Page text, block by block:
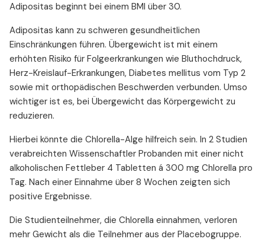
Adipositas beginnt bei einem BMI über 30.
Adipositas kann zu schweren gesundheitlichen
Einschränkungen führen. Übergewicht ist mit einem
erhöhten Risiko für Folgeerkrankungen wie Bluthochdruck,
Herz-Kreislauf-Erkrankungen, Diabetes mellitus vom Typ 2
sowie mit orthopädischen Beschwerden verbunden. Umso
wichtiger ist es, bei Übergewicht das Körpergewicht zu
reduzieren.
Hierbei könnte die Chlorella-Alge hilfreich sein. In 2 Studien
verabreichten Wissenschaftler Probanden mit einer nicht
alkoholischen Fettleber 4 Tabletten á 300 mg Chlorella pro
Tag. Nach einer Einnahme über 8 Wochen zeigten sich
positive Ergebnisse.
Die Studienteilnehmer, die Chlorella einnahmen, verloren
mehr Gewicht als die Teilnehmer aus der Placebogruppe.